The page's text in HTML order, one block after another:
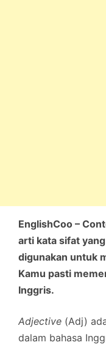
EnglishCoo –
arti kata sifat
digunakan untuk
Kamu pasti
Inggris.
Adjective (Adj)
dalam bahasa